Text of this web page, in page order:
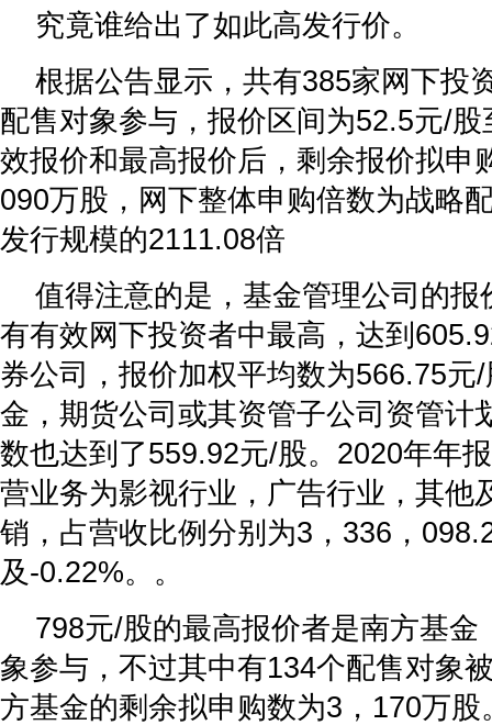
究竟谁给出了如此高发行价。
根据公告显示，共有385家网下投
配售对象参与，报价区间为52.5元/
效报价和最高报价后，剩余报价拟申
090万股，网下整体申购倍数为战略
发行规模的2111.08倍
值得注意的是，基金管理公司的报
有有效网下投资者中最高，达到
券公司，报价加权平均数为566.75元
金，期货公司或其资管子公司资管计
数也达到了559.92元/股。2020年年
营业务为影视行业，广告行业，其他
销，占营收比例分别为3，336，
及-0.22%。。
798元/股的最高报价者是南方基金
象参与，不过其中有134个配售对象
方基金的剩余拟申购数为3，170万股